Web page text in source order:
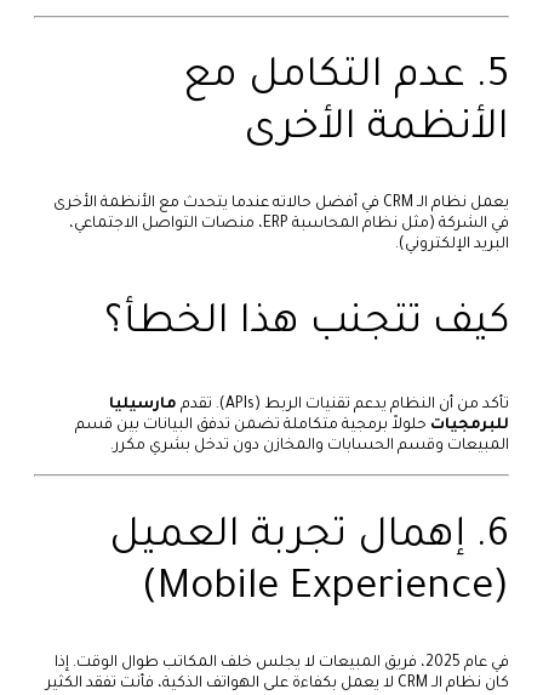
5. عدم التكامل مع
الأنظمة الأخرى
يعمل نظام الـ CRM في أفضل حالاته عندما يتحدث مع الأنظمة الأخرى
في الشركة (مثل نظام المحاسبة ERP، منصات التواصل الاجتماعي،
البريد الإلكتروني).
كيف تتجنب هذا الخطأ؟
تأكد من أن النظام يدعم تقنيات الربط (APIs). تقدم
مارسيليا
للبرمجيات حلولاً برمجية متكاملة تضمن تدفق البيانات بين قسم
المبيعات وقسم الحسابات والمخازن دون تدخل بشري مكرر.
6. إهمال تجربة العميل
(Mobile Experience)
في عام 2025، فريق المبيعات لا يجلس خلف المكاتب طوال الوقت. إذا
كان نظام الـ CRM لا يعمل بكفاءة على الهواتف الذكية، فأنت تفقد الكثير